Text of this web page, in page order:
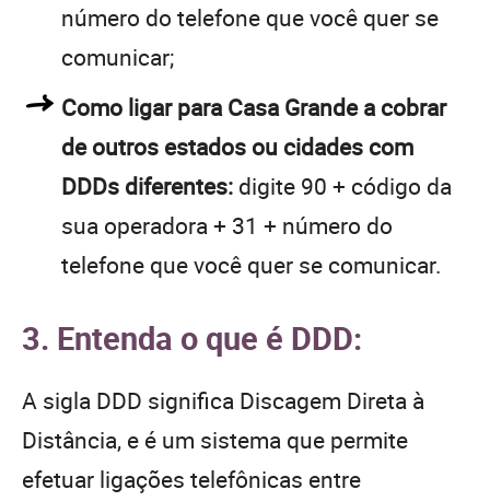
número do telefone que você quer se
comunicar;
Como ligar para Casa Grande a cobrar
de outros estados ou cidades com
DDDs diferentes: digite 90 + código da
sua operadora + 31 + número do
telefone que você quer se comunicar.
3. Entenda o que é DDD:
A sigla DDD significa Discagem Direta à
Distância, e é um sistema que permite
efetuar ligações telefônicas entre